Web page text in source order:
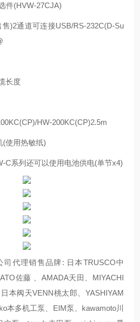
件(HVW-27CJA)
)2通道可连接USB/RS-232C(D-Su
长度
HW-200KC(CP)2.5m
(使用热敏纸)
C系列还可以使用电池供电(单节x4)
代理销售品牌: 日本TRUSCO中
佐藤 、AMADA天田、MIYACHI
本阀天VENN桃太郎、YASHIYAM
本多机工泵、EIM泵、kawamoto川